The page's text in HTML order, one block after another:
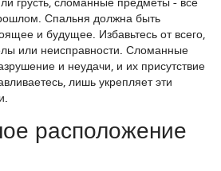
Спальня должна быть
и будущее. Избавьтесь от всего,
или неисправности. Сломанные
и неудачи, и их присутствие
лишь укрепляет эти
расположение